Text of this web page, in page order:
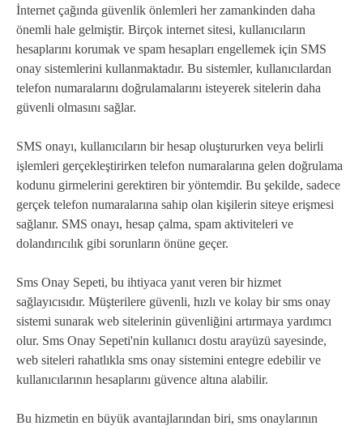
İnternet çağında güvenlik önlemleri her zamankinden daha
önemli hale gelmiştir. Birçok internet sitesi, kullanıcıların
hesaplarını korumak ve spam hesapları engellemek için SMS
onay sistemlerini kullanmaktadır. Bu sistemler, kullanıcılardan
telefon numaralarını doğrulamalarını isteyerek sitelerin daha
güvenli olmasını sağlar.
SMS onayı, kullanıcıların bir hesap oluştururken veya belirli
işlemleri gerçekleştirirken telefon numaralarına gelen doğrulama
kodunu girmelerini gerektiren bir yöntemdir. Bu şekilde, sadece
gerçek telefon numaralarına sahip olan kişilerin siteye erişmesi
sağlanır. SMS onayı, hesap çalma, spam aktiviteleri ve
dolandırıcılık gibi sorunların önüne geçer.
Sms Onay Sepeti, bu ihtiyaca yanıt veren bir hizmet
sağlayıcısıdır. Müşterilere güvenli, hızlı ve kolay bir sms onay
sistemi sunarak web sitelerinin güvenliğini artırmaya yardımcı
olur. Sms Onay Sepeti'nin kullanıcı dostu arayüzü sayesinde,
web siteleri rahatlıkla sms onay sistemini entegre edebilir ve
kullanıcılarının hesaplarını güvence altına alabilir.
Bu hizmetin en büyük avantajlarından biri, sms onaylarının